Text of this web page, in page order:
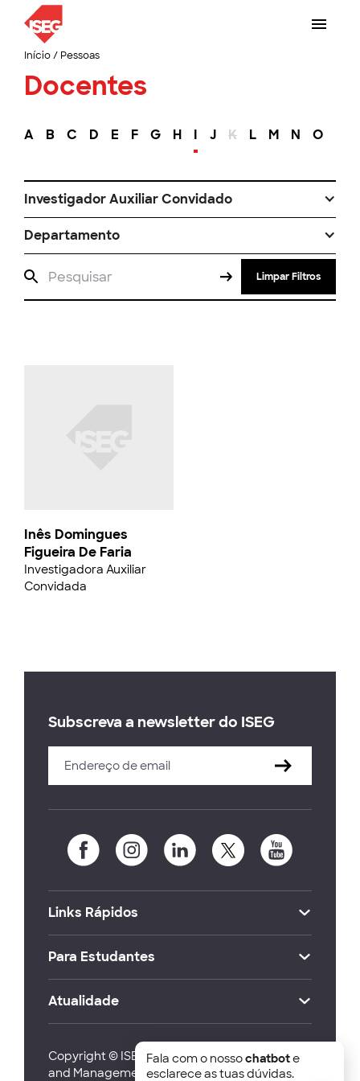
Início/ Pessoas
Docentes
A B C D E F G H I J K L M N O
Investigador Auxiliar Convidado
Departamento
Limpar Filtros
Inês Domingues
Figueira De Faria
Investigadora Auxiliar
Convidada
Subscreva a newsletter do ISEG
Links Rápidos
Para Estudantes
Atualidade
Copyright © ISEG Lisbon School of Economics
and Management 2026
Fala com o nossochatbote
esclarece as tuas dúvidas.